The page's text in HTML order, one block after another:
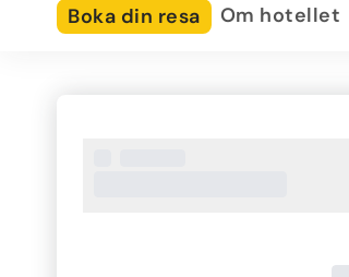
Boka din resa Om hotellet